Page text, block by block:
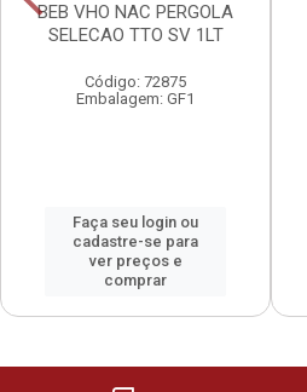
BEB VHO NAC PERGOLA
SELECAO TTO SV 1LT
Código: 72875
Embalagem: GF1
Faça seu login ou
cadastre-se para
ver preços e
comprar